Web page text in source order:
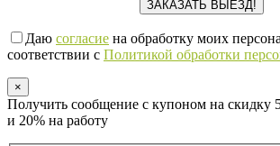
Даю согласие на обработку моих
соответствии с Политикой обработки
×
Получить сообщение с купоном на скидку
и 20% на работу